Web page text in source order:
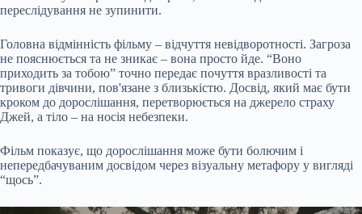
переслідування не зупинити.
Головна відмінність фільму – відчуття невідворотності. Загроза
не пояснюється та не зникає – вона просто йде. “Воно
приходить за тобою” точно передає почуття вразливості та
тривоги дівчини, пов'язане з близькістю. Досвід, який має бути
кроком до дорослішання, перетворюється на джерело страху
Джей, а тіло – на носія небезпеки.
Фільм показує, що дорослішання може бути болючим і
непередбачуваним досвідом через візуальну метафору у вигляді
“щось”.